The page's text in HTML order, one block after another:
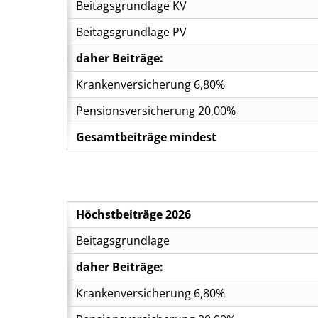
Beitagsgrundlage KV
Beitagsgrundlage PV
daher Beiträge:
Krankenversicherung 6,80%
Pensionsversicherung 20,00%
Gesamtbeiträge mindest
Höchstbeiträge 2026
Beitagsgrundlage
daher Beiträge:
Krankenversicherung 6,80%